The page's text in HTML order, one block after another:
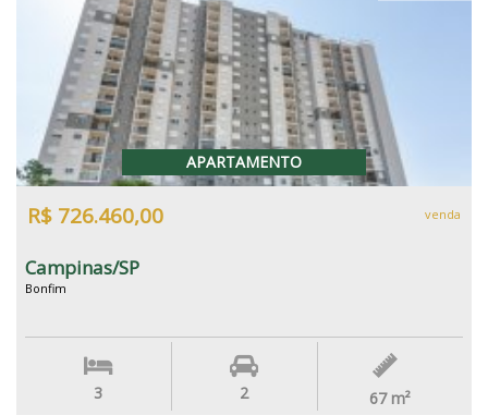
APARTAMENTO
R$ 726.460,00 venda
Campinas/SP
Bonfim
3 2 67 m²